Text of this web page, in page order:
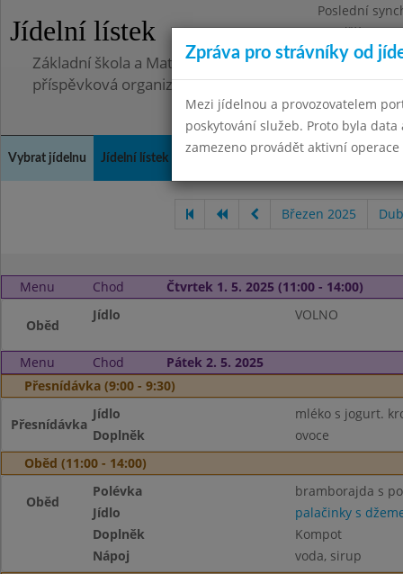
Jídelní lístek
Poslední
Pondělí
Základní škola a Mateřská škola Telnice, okres Brno-
příspěvková organizace
Vybrat jídelnu Jídelní lístek Kontakty a informace
Březen 2025
Menu Chod Čtvrtek 1. 5. 2025 (11:00 - 14:00)
Oběd
Jídlo VOLNO
Menu Chod
Pátek 2. 5. 2025
Přesnídávka (9:00 - 9:30)
Přesnídávka
Jídlo
mléko s jogurt.
Doplněk
ovoce
Oběd (11:00 - 14:00)
Oběd
Polévka
bramborajda s
Jídlo
palačinky s
Doplněk
Kompot
Nápoj
voda, sirup
Zpráva pro strávníky od
Mezi jídelnou a provozovatelem
poskytování služeb. Proto byla
zamezeno provádět aktivní